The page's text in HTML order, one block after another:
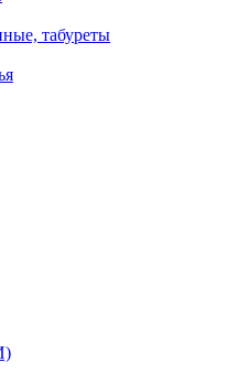
табуреты